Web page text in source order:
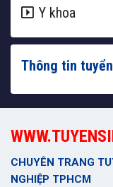
Y khoa
Thông tin
CHUYÊN TRANG
NGHIỆP TPHCM